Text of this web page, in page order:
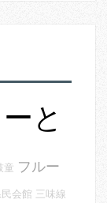
と
童 フルー
会館 三味線